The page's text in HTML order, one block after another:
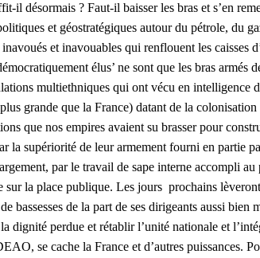
désormais ? Faut-il baisser les bras et s’en
et géostratégiques autour du pétrole, du
et inavouables qui renflouent les
élus’ ne sont que les bras armés
multiethniques qui ont vécu en
grande que la France) datant de la
que nos empires avaient su brasser pour
la supériorité de leur armement fourni en partie
par le travail de sape interne accompli
la place publique. Les jours prochains
de la part de ses dirigeants aussi
dignité perdue et rétablir l’unité nationale et
se cache la France et d’autres puissances.